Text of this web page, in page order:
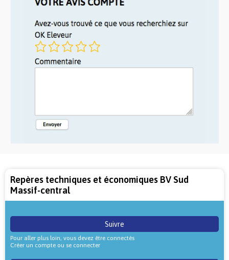
Repères techniques et économiques BV Sud
Massif-central
Suivre
Pour aller plus loin, vous devez être connectés
Créer un compte ou se connecter